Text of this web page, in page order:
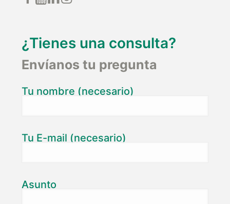
¿Tienes una consulta?
Envíanos tu pregunta
Tu nombre (necesario)
Tu E-mail (necesario)
Asunto